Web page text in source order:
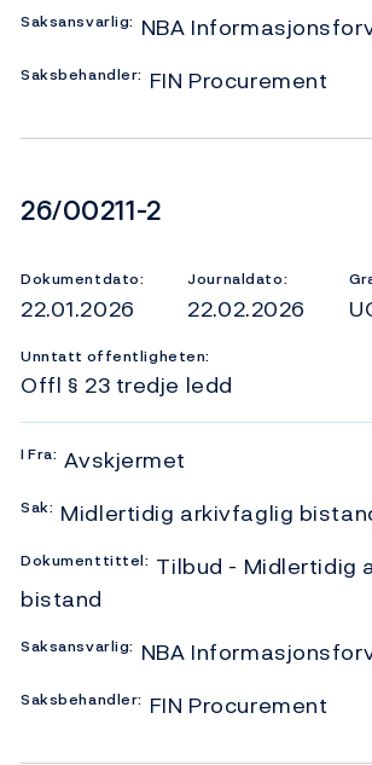
Saksansvarlig: NBA
Saksbehandler: FIN Procurement
Dokumentnummer
26/00211-2
Dokumentdato:
22.01.2026
Journaldato:
22.02.2026
Unntatt offentligheten:
Offl § 23 tredje ledd
I Fra: Avskjermet
Sak: Midlertidig arkivfaglig
Dokumenttittel: Tilbud - Midlertidig
bistand
Saksansvarlig: NBA
Saksbehandler: FIN Procurement